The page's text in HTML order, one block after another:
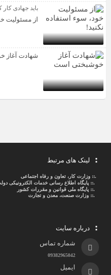
باید جهادی کار
از مسئولیت
شهادت آغاز
لینک های مرتبط
.::وزارت کار، تعاون و رفاه اجتماعی
.::پایگاه اطلاع رسانی خدمات الکترونیکی
.::پایگاه ملی قوانین و مقررات کشور
.:: وزارت صنعت، معدن و تجارت
درباره سایت
شماره تماس
09382965042
ایمیل